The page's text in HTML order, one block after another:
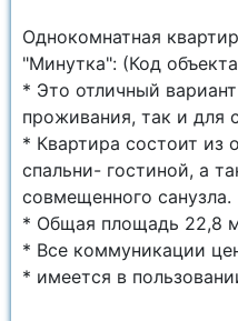
Однокомнатная
"Минутка": (Код
* Это отличный
проживания, так и для
* Квартира состоит из
спальни- гостиной, а
совмещенного санузла.
* Общая площадь 22,8
* Все коммуникации
* имеется в